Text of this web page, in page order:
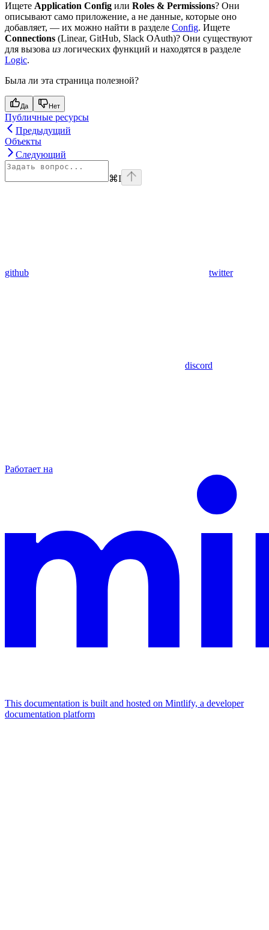
Ищете Application Config или Roles & Permissions? Они
описывают само приложение, а не данные, которые оно
добавляет, — их можно найти в разделе Config. Ищете
Connections (Linear, GitHub, Slack OAuth)? Они существуют
для вызова из логических функций и находятся в разделе
Logic.
Была ли эта страница полезной?
Да Нет
Публичные ресурсы
Предыдущий
Объекты
Следующий
⌘I
github twitter
discord
Работает на
This documentation is built and hosted on Mintlify, a developer
documentation platform